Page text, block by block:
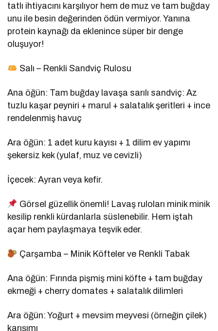
tatlı ihtiyacını karşılıyor hem de muz ve tam buğday
unu ile besin değerinden ödün vermiyor. Yanına
protein kaynağı da eklenince süper bir denge
oluşuyor!
Salı – Renkli Sandviç Rulosu
Ana öğün: Tam buğday lavaşa sarılı sandviç: Az
tuzlu kaşar peyniri + marul + salatalık şeritleri + ince
rendelenmiş havuç
Ara öğün: 1 adet kuru kayısı + 1 dilim ev yapımı
şekersiz kek (yulaf, muz ve cevizli)
İçecek: Ayran veya kefir.
Görsel güzellik önemli! Lavaş ruloları minik minik
kesilip renkli kürdanlarla süslenebilir. Hem iştah
açar hem paylaşmaya teşvik eder.
Çarşamba – Minik Köfteler ve Renkli Tabak
Ana öğün: Fırında pişmiş mini köfte + tam buğday
ekmeği + cherry domates + salatalık dilimleri
Ara öğün: Yoğurt + mevsim meyvesi (örneğin çilek)
karışımı